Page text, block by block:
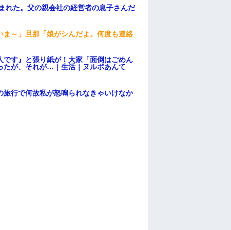
れた。父の親会社の経営者の息子さんだ
～」旦那「娘がシんだよ。何度も連絡
す』と張り紙が！大家「面倒はごめん
が、それが…｜生活｜ヌルポあんて
行で何故私が怒鳴られなきゃいけなか